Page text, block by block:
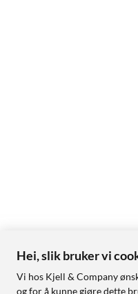
Hei, slik bruker vi
Vi hos Kjell & Company
og for å kunne gjøre dette